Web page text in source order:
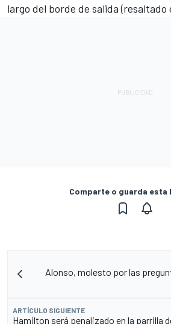
largo del borde de salida (resaltado
Comparte o guarda esta
Alonso, molesto por las
ARTÍCULO SIGUIENTE
Hamilton será penalizado en la parrilla